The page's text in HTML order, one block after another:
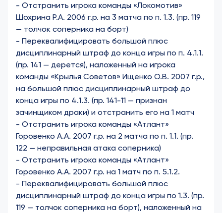
- Отстранить игрока команды «Локомотив»
Шохрина Р.А. 2006 г.р. на 3 матча по п. 1.3. (пр. 119
— толчок соперника на борт)
- Переквалифицировать большой плюс
дисциплинарный штраф до конца игры по п. 4.1.1.
(пр. 141 — дерется), наложенный на игрока
команды «Крылья Советов» Ищенко О.В. 2007 г.р.,
на большой плюс дисциплинарный штраф до
конца игры по 4.1.3. (пр. 141-11 — признан
зачинщиком драки) и отстранить его на 1 матч
- Отстранить игрока команды «Атлант»
Горовенко А.А. 2007 г.р. на 2 матча по п. 1.1. (пр.
122 — неправильная атака соперника)
- Отстранить игрока команды «Атлант»
Горовенко А.А. 2007 г.р. на 1 матч по п. 5.1.2.
- Переквалифицировать большой плюс
дисциплинарный штраф до конца игры по 1.3. (пр.
119 — толчок соперника на борт), наложенный на